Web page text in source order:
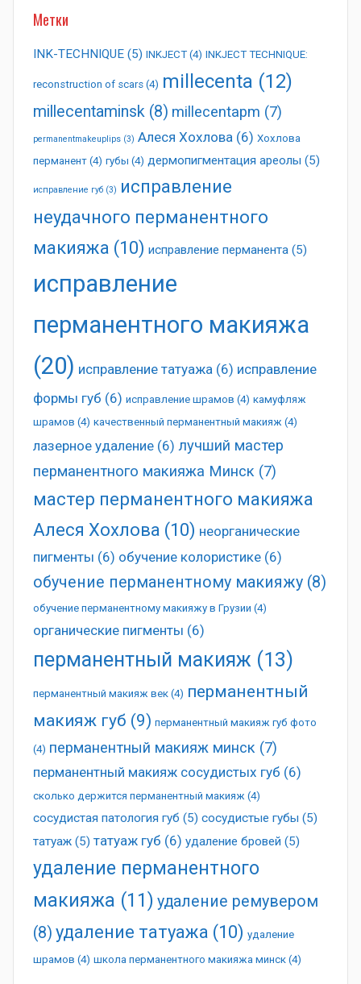
Метки
INK-TECHNIQUE (5) INKJECT (4) INKJECT TECHNIQUE:
reconstruction of scars (4) millecenta (12)
millecentaminsk (8) millecentapm (7)
permanentmakeuplips (3) Алеся Хохлова (6) Хохлова
перманент (4) губы (4) дермопигментация ареолы (5)
исправление губ (3) исправление
неудачного перманентного
макияжа (10) исправление перманента (5)
исправление
перманентного макияжа
(20) исправление татуажа (6) исправление
формы губ (6) исправление шрамов (4) камуфляж
шрамов (4) качественный перманентный макияж (4)
лазерное удаление (6) лучший мастер
перманентного макияжа Минск (7)
мастер перманентного макияжа
Алеся Хохлова (10) неорганические
пигменты (6) обучение колористике (6)
обучение перманентному макияжу (8)
обучение перманентному макияжу в Грузии (4)
органические пигменты (6)
перманентный макияж (13)
перманентный макияж век (4) перманентный
макияж губ (9) перманентный макияж губ фото
(4) перманентный макияж минск (7)
перманентный макияж сосудистых губ (6)
сколько держится перманентный макияж (4)
сосудистая патология губ (5) сосудистые губы (5)
татуаж (5) татуаж губ (6) удаление бровей (5)
удаление перманентного
макияжа (11) удаление ремувером
(8) удаление татуажа (10) удаление
шрамов (4) школа перманентного макияжа минск (4)